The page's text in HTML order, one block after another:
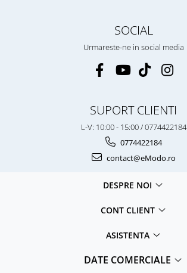
SOCIAL
Urmareste-ne in social media
SUPORT CLIENTI
L-V: 10:00 - 15:00 / 0774422184
0774422184
contact@eModo.ro
DESPRE NOI
CONT CLIENT
ASISTENTA
DATE COMERCIALE